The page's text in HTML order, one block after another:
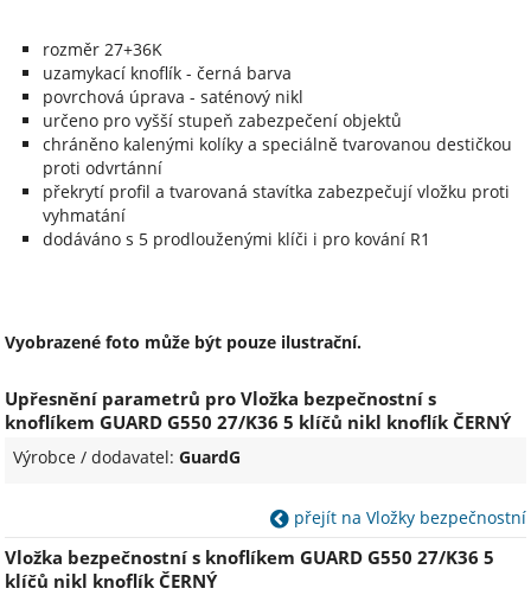
rozměr 27+36K
uzamykací knoflík - černá barva
povrchová úprava - saténový nikl
určeno pro vyšší stupeň zabezpečení objektů
chráněno kalenými kolíky a speciálně tvarovanou destičkou
proti odvrtánní
překrytí profil a tvarovaná stavítka zabezpečují vložku proti
vyhmatání
dodáváno s 5 prodlouženými klíči i pro kování R1
Vyobrazené foto může být pouze ilustrační.
Upřesnění parametrů pro Vložka bezpečnostní s
knoflíkem GUARD G550 27/K36 5 klíčů nikl knoflík ČERNÝ
Výrobce / dodavatel:GuardG
přejít na Vložky bezpečnostní
Vložka bezpečnostní s knoflíkem GUARD G550 27/K36 5
klíčů nikl knoflík ČERNÝ